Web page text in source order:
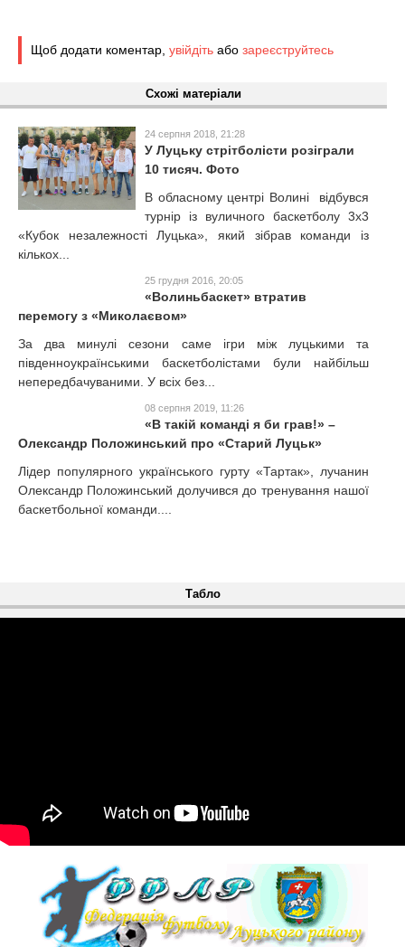
Щоб додати коментар, увійдіть або зареєструйтесь
Схожі матеріали
24 серпня 2018, 21:28
У Луцьку стрітболісти розіграли
10 тисяч. Фото
В обласному центрі Волині відбувся
турнір із вуличного баскетболу 3х3
«Кубок незалежності Луцька», який зібрав команди із
кількох...
25 грудня 2016, 20:05
«Волиньбаскет» втратив
перемогу з «Миколаєвом»
За два минулі сезони саме ігри між луцькими та
південноукраїнськими баскетболістами були найбільш
непередбачуваними. У всіх без...
08 серпня 2019, 11:26
«В такій команді я би грав!» –
Олександр Положинський про «Старий Луцьк»
Лідер популярного українського гурту «Тартак», лучанин
Олександр Положинський долучився до тренування нашої
баскетбольної команди....
Табло